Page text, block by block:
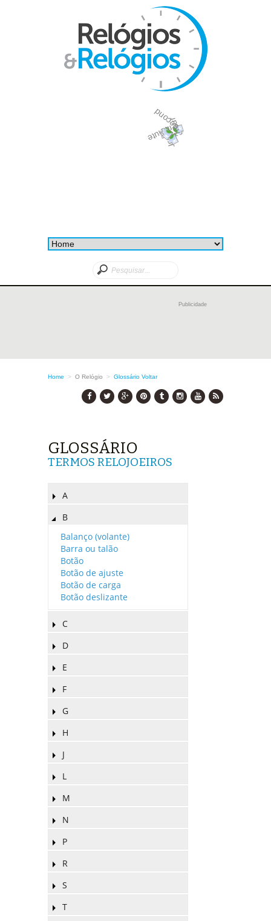
Publicidade
Home > O Relógio > Glossário Voltar
GLOSSÁRIO
TERMOS RELOJOEIROS
A
B
Balanço (volante)
Barra ou talão
Botão
Botão de ajuste
Botão de carga
Botão deslizante
C
D
E
F
G
H
J
L
M
N
P
R
S
T